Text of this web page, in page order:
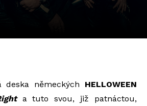
deska německých HELLOWEEN
a tuto svou, již patnáctou,